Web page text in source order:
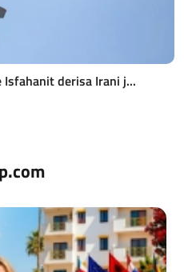
derisa Irani j...